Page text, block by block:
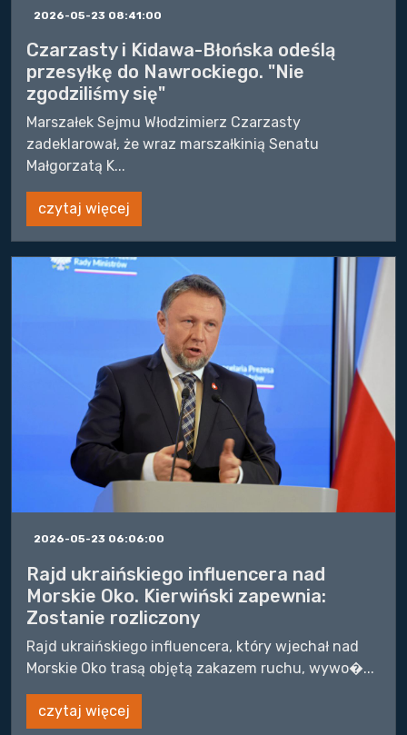
2026-05-23 08:41:00
Czarzasty i Kidawa-Błońska odeślą
przesyłkę do Nawrockiego. "Nie
zgodziliśmy się"
Marszałek Sejmu Włodzimierz Czarzasty
zadeklarował, że wraz marszałkinią Senatu
Małgorzatą K...
czytaj więcej
2026-05-23 06:06:00
Rajd ukraińskiego influencera nad
Morskie Oko. Kierwiński zapewnia:
Zostanie rozliczony
Rajd ukraińskiego influencera, który wjechał nad
Morskie Oko trasą objętą zakazem ruchu, wywo�...
czytaj więcej